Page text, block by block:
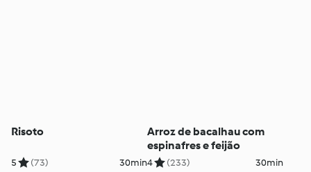
Risoto
5 (73) 30min
Arroz de bacalhau com
espinafres e feijão
4 (233) 30min